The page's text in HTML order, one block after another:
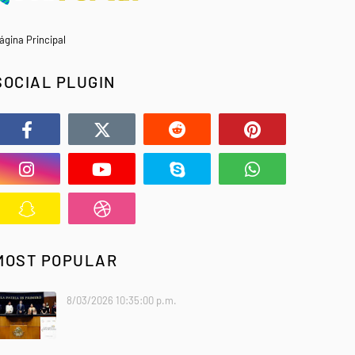
Principal
PLUGIN
POPULAR
8/03/2026 10:35:00 p.m.